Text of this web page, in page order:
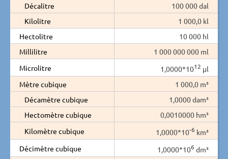
Décalitre
100 000 dal
Kilolitre
1 000,0 kl
Hectolitre
10 000 hl
Millilitre
1 000 000 000 ml
Microlitre
1,0000*1012 µl
Mètre cubique
1 000,0 m³
Décamètre cubique
1,0000 dam³
Hectomètre cubique
0,0010000 hm³
Kilomètre cubique
1,0000*10-6 km³
Décimètre cubique
1,0000*106 dm³